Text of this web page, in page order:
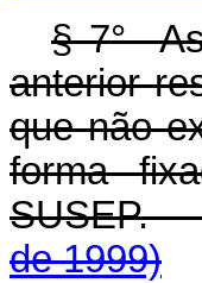
§ 7°As
anterior
que não
forma
de 1999)